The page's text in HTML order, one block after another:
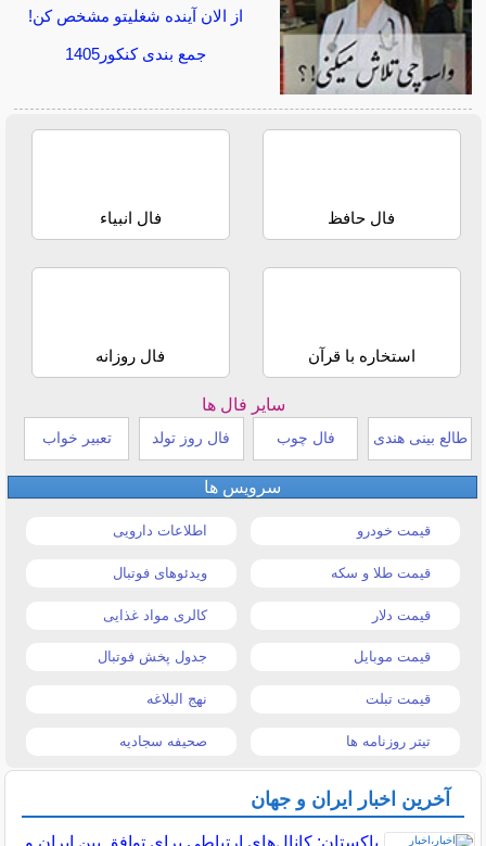
از الان آینده شغلیتو مشخص کن!
جمع بندی کنکور1405
فال حافظ فال انبیاء
استخاره با قرآن فال روزانه
سایر فال ها
طالع بینی هندی فال چوب فال روز تولد تعبیر خواب
سرویس ها
قیمت خودرو اطلاعات دارویی
قیمت طلا و سکه ویدئوهای فوتبال
قیمت دلار کالری مواد غذایی
قیمت موبایل جدول پخش فوتبال
قیمت تبلت نهج البلاغه
تیتر روزنامه ها صحیفه سجادیه
آخرین اخبار ایران و جهان
پاکستان: کانال‌های ارتباطی برای توافق بین ایران و